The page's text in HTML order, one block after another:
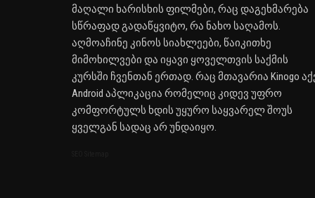
მაღალი ხარისხის ფილმები, რაც დაგეხმარება
სწრაფად გადაწყვიტო, რა ნახო საღამოს.
აღმოაჩინე კინოს სიახლეები, წაიკითხე
მიმოხილვები და იყავი ყოველთვის საქმის
კურსში ჩვენთან ერთად. რაც მთავარია Kinogo
Android აპლიკაცია რომელიც კიდევ უფრო
კომფორტულს ხდის უყურო საყვარელ შოუს
ყველგან სადაც არ უნდაიყო.